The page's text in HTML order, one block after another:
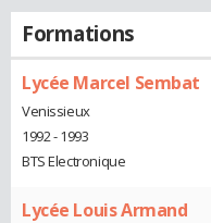
Formations
Lycée Marcel Sembat
Venissieux
1992 - 1993
BTS Electronique
Lycée Louis Armand